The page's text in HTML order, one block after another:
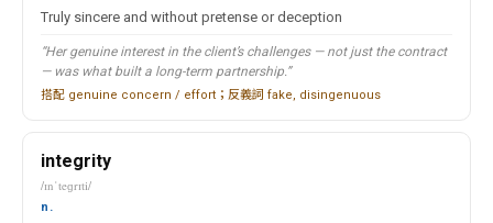
Truly sincere and without pretense or deception
“Her genuine interest in the client’s challenges — not just the contract
— was what built a long-term partnership.”
搭配 genuine concern / effort；反義詞 fake, disingenuous
integrity
/ɪnˈteɡrɪti/
n.